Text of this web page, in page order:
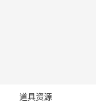
道具资源